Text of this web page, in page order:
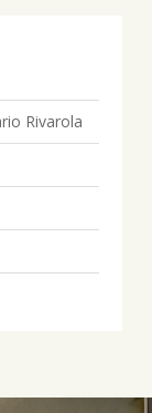
Rivarola